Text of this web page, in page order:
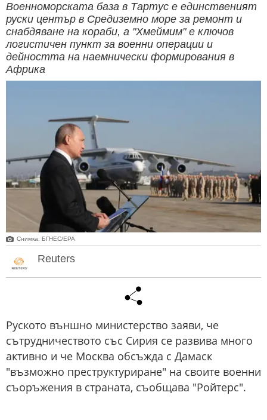
Военноморската база в Тартус е единственият
руски център в Средиземно море за ремонт и
снабдяване на кораби, а "Хмеймим" е ключов
логистичен пункт за военни операции и
дейността на наемнически формирования в
Африка
Снимка: БГНЕС/ЕРА
Reuters
Руското външно министерство заяви, че
сътрудничеството със Сирия се развива много
активно и че Москва обсъжда с Дамаск
"възможно преструктуриране" на своите военни
съоръжения в страната, съобщава "Ройтерс".